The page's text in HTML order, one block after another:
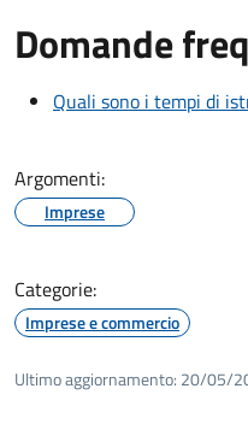
Domande
Quali sono i tempi di
Argomenti:
Imprese
Categorie:
Imprese e commercio
Ultimo aggiornamento: 20/05/